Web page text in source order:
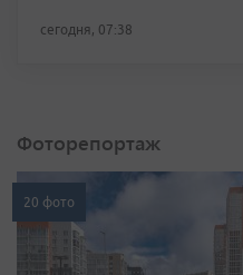
сегодня, 07:38
Фоторепортаж
20 фото